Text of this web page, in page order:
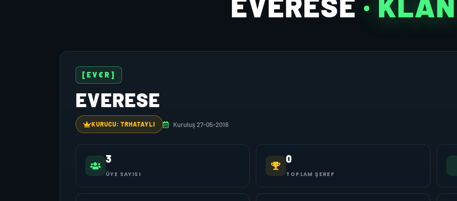
[EV€R]
EVERESE
KURUCU: TRHATAYLI Kuruluş 27-05-2016
3
ÜYE SAYISI
0
TOPLAM ŞEREF